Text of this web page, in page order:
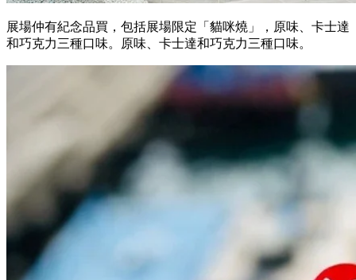
展場仲有紀念品買，包括展場限定「貓咪燒」，原味、卡士達
和巧克力三種口味。原味、卡士達和巧克力三種口味。